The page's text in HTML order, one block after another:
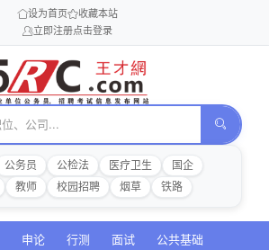
设为首页
收藏本站
立即注册点击登录
公务员 公检法 医疗卫生
国企
教师 校园招聘 烟草 铁路
申论 行测 面试 公共基础